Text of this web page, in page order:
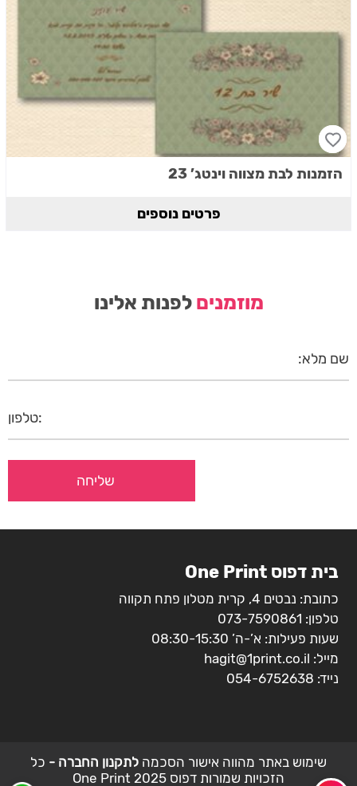
הזמנות לבת מצווה וינטג’ 23
פרטים נוספים
מוזמנים לפנות אלינו
בית דפוס One Print
כתובת: נבטים 4, קרית מטלון פתח תקווה
טלפון: 073-7590861
שעות פעילות: א’-ה’ 08:30-15:30
מייל: hagit@1print.co.il
נייד: 054-6752638
שימוש באתר מהווה אישור הסכמה לתקנון החברה - כל
הזכויות שמורות דפוס 2025 One Print